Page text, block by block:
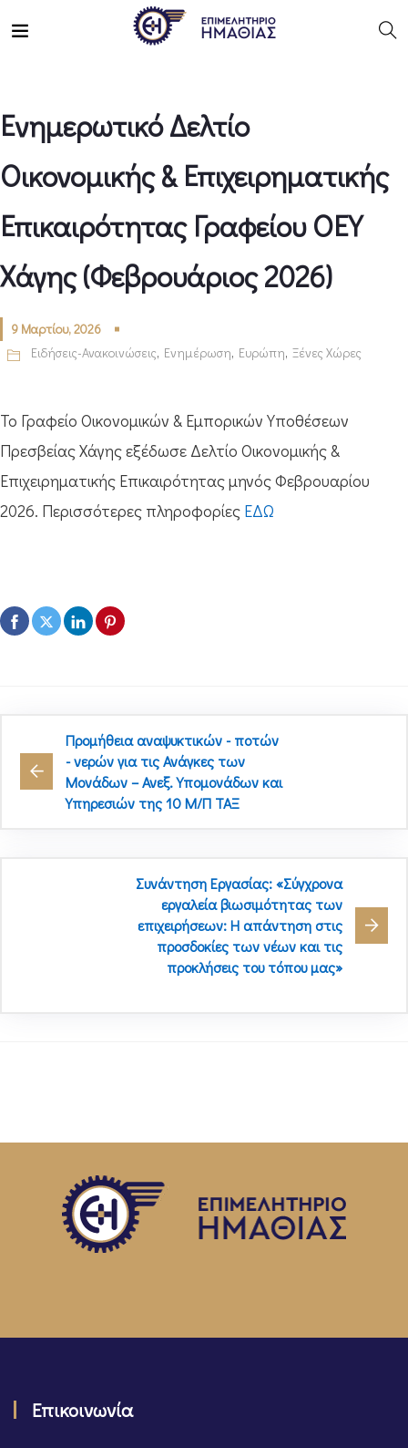
Ενημερωτικό Δελτίο
Οικονομικής & Επιχειρηματικής
Επικαιρότητας Γραφείου ΟΕΥ
Χάγης (Φεβρουάριος 2026)
9 Μαρτίου, 2026
Ειδήσεις-Ανακοινώσεις, Ενημέρωση, Ευρώπη, Ξένες Χώρες
Το Γραφείο Οικονομικών & Εμπορικών Υποθέσεων
Πρεσβείας Χάγης εξέδωσε Δελτίο Οικονομικής &
Επιχειρηματικής Επικαιρότητας μηνός Φεβρουαρίου
2026. Περισσότερες πληροφορίες ΕΔΩ
Προμήθεια αναψυκτικών - ποτών
- νερών για τις Ανάγκες των
Μονάδων – Ανεξ. Υπομονάδων και
Υπηρεσιών της 10 Μ/Π ΤΑΞ
Συνάντηση Εργασίας: «Σύγχρονα
εργαλεία βιωσιμότητας των
επιχειρήσεων: Η απάντηση στις
προσδοκίες των νέων και τις
προκλήσεις του τόπου μας»
Επικοινωνία